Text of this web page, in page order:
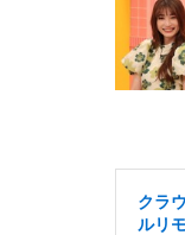
クラ
ルリ